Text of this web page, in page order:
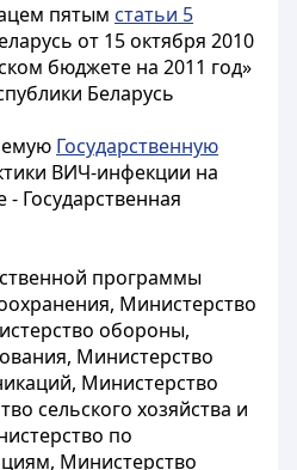
пятым статьи 5
от 15 октября 2010
бюджете на 2011 год»
Беларусь
Государственную
ВИЧ-инфекции на
- Государственная
программы
Министерство
обороны,
Министерство
Министерство
сельского хозяйства и
по
Министерство